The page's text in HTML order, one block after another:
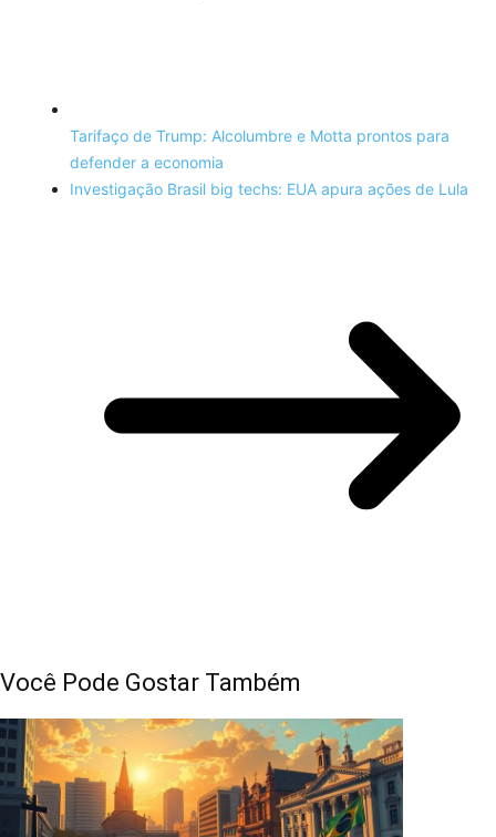
Tarifaço de Trump: Alcolumbre e Motta prontos para
defender a economia
Investigação Brasil big techs: EUA apura ações de Lula
Você Pode Gostar Também